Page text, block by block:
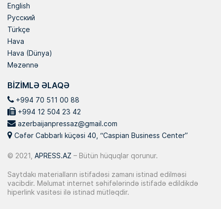
English
Русский
Türkçe
Hava
Hava (Dünya)
Məzənnə
BIZIMLƏ ƏLAQƏ
+994 70 511 00 88
+994 12 504 23 42
azerbaijanpressaz@gmail.com
Cəfər Cabbarlı küçəsi 40, “Caspian Business Center”
© 2021, APRESS.AZ – Bütün hüquqlar qorunur.
Saytdakı materialların istifadəsi zamanı istinad edilməsi
vacibdir. Məlumat internet səhifələrində istifadə edildikdə
hiperlink vasitəsi ilə istinad mütləqdir.